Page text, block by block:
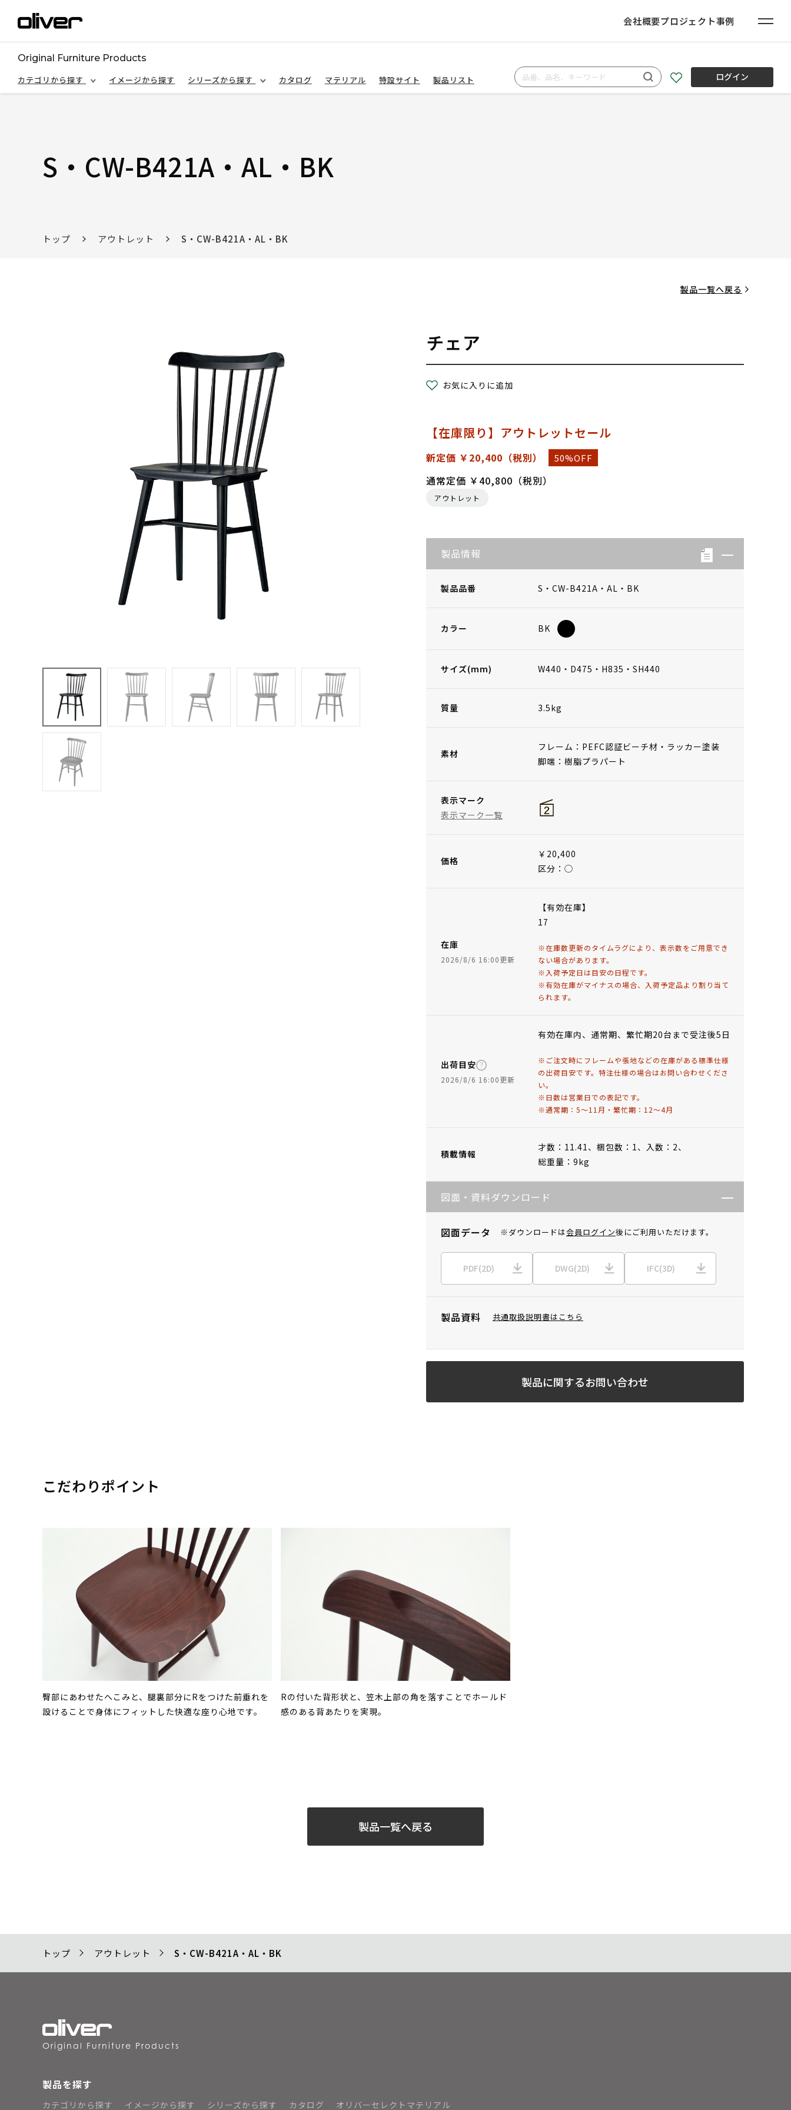
会社概要プロジェクト事例
Original Furniture Products
カテゴリから探す
イメージから探す シリーズから探す カタログ マテリアル 特設サイト 製品リスト ログイン
S・CW-B421A・AL・BK
トップ アウトレット S・CW-B421A・AL・BK
製品一覧へ戻る
チェア
お気に入りに追加
【在庫限り】アウトレットセール
新定価 ￥20,400 （税別） 50%OFF
通常定価 ￥40,800（税別）
アウトレット
製品情報
製品品番 S・CW-B421A・AL・BK
カラー BK
サイズ(mm) W440・D475・H835・SH440
質量 3.5kg
素材
フレーム：PEFC認証ビーチ材・ラッカー塗装
脚端：樹脂プラパート
表示マーク
表示マーク一覧
価格
￥20,400
区分：◯
在庫
2026/8/6 16:00更新
【有効在庫】
17
※在庫数更新のタイムラグにより、表示数をご用意でき
ない場合があります。
※入荷予定日は目安の日程です。
※有効在庫がマイナスの場合、入荷予定品より割り当て
られます。
出荷目安
2026/8/6 16:00更新
有効在庫内、通常期、繁忙期20台まで受注後5日
※ご注文時にフレームや張地などの在庫がある標準仕様
の出荷目安です。特注仕様の場合はお問い合わせくださ
い。
※日数は営業日での表記です。
※通常期：5～11月・繁忙期：12～4月
積載情報
才数：11.41、 梱包数：1、 入数：2、
総重量：9kg
図面・資料ダウンロード
図面データ ※ダウンロードは会員ログイン後にご利用いただけます。
PDF(2D) DWG(2D) IFC(3D)
製品資料 共通取扱説明書はこちら
製品に関するお問い合わせ
こだわりポイント
臀部にあわせたへこみと、腿裏部分にRをつけた前垂れを
設けることで身体にフィットした快適な座り心地です。
Rの付いた背形状と、笠木上部の角を落すことでホールド
感のある背あたりを実現。
製品一覧へ戻る
トップ アウトレット S・CW-B421A・AL・BK
Original Furniture Products
製品を探す
カテゴリから探す イメージから探す シリーズから探す カタログ オリバーセレクトマテリアル